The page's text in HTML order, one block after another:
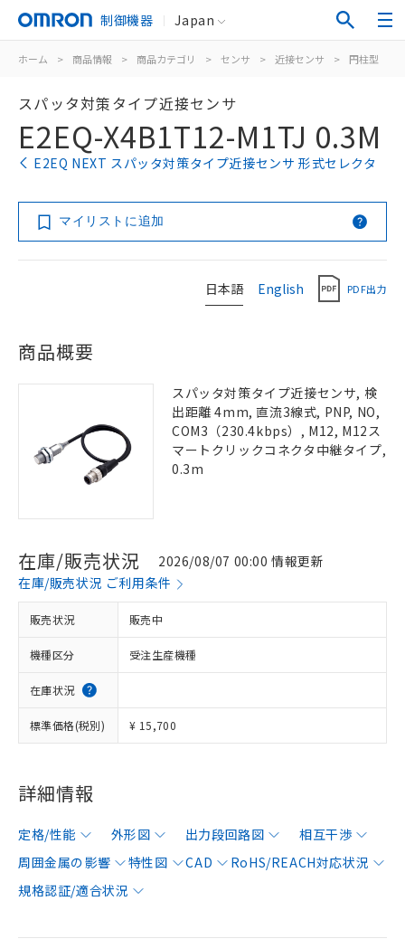
制御機器 Japan
ホーム > 商品情報 > 商品カテゴリ > センサ > 近接センサ > 円柱型
スパッタ対策タイプ近接センサ
E2EQ-X4B1T12-M1TJ 0.3M
E2EQ NEXT スパッタ対策タイプ近接センサ 形式セレクタ
マイリストに追加
日本語 English PDF出力
商品概要
スパッタ対策タイプ近接センサ, 検
出距離 4mm, 直流3線式, PNP, NO,
COM3（230.4kbps）, M12, M12ス
マートクリックコネクタ中継タイプ,
0.3m
在庫/販売状況
2026/08/07 00:00 情報更新
在庫/販売状況 ご利用条件
販売状況 販売中
機種区分 受注生産機種
在庫状況
標準価格(税別) ¥ 15,700
詳細情報
定格/性能 外形図 出力段回路図
相互干渉
周囲金属の影響
特性図 CAD
RoHS/REACH対応状況
規格認証/適合状況